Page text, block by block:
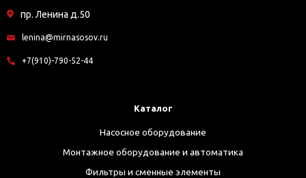
пр. Ленина д.50
lenina@mirnasosov.ru
+7(910)-790-52-44
Каталог
Насосное оборудование
Монтажное оборудование и автоматика
Фильтры и сменные элементы